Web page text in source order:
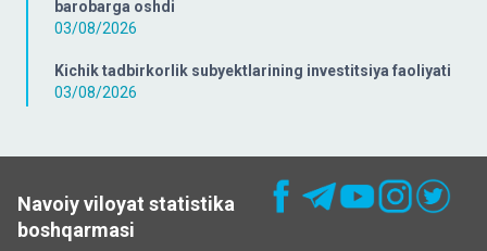
barobarga oshdi
03/08/2026
Kichik tadbirkorlik subyektlarining investitsiya faoliyati
03/08/2026
Navoiy viloyat statistika
boshqarmasi